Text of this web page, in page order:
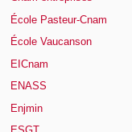
École Pasteur-Cnam
École Vaucanson
EICnam
ENASS
Enjmin